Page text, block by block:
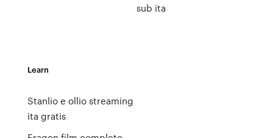
sub ita
Learn
Stanlio e ollio streaming
ita gratis